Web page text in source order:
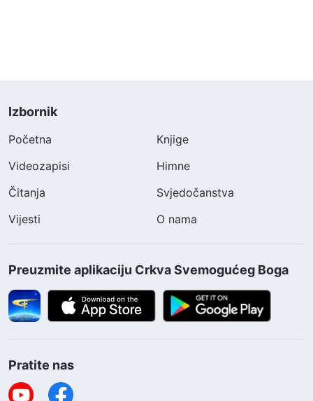
Izbornik
Početna
Knjige
Videozapisi
Himne
Čitanja
Svjedočanstva
Vijesti
O nama
Preuzmite aplikaciju Crkva Svemogućeg Boga
Pratite nas